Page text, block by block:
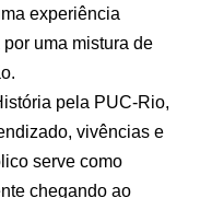
experiência
uma mistura de
pela PUC-Rio,
vivências e
serve como
chegando ao